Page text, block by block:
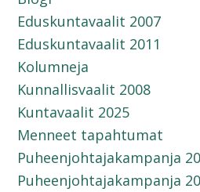
Eduskuntavaalit 2007
Eduskuntavaalit 2011
Kolumneja
Kunnallisvaalit 2008
Kuntavaalit 2025
Menneet tapahtumat
Puheenjohtajakampanja
Puheenjohtajakampanja